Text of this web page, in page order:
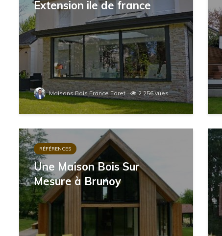
Extension ile de france
Maisons Bois France Foret 2 256 vues
RÉFÉRENCES
Une Maison Bois Sur
Mesure à Brunoy